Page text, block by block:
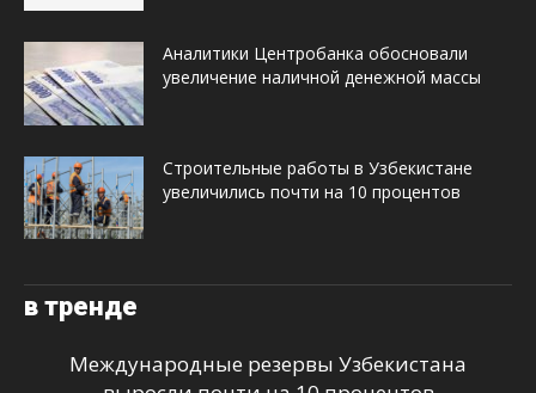
Аналитики Центробанка обосновали
увеличение наличной денежной массы
Строительные работы в Узбекистане
увеличились почти на 10 процентов
в тренде
Международные резервы Узбекистана